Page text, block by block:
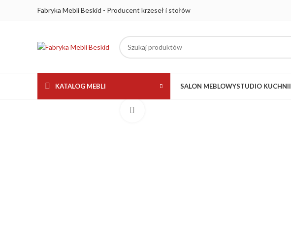
Fabryka Mebli Beskid - Producent krzeseł i stołów
KATALOG MEBLI SALON MEBLOWYSTUDIO KUCHNII